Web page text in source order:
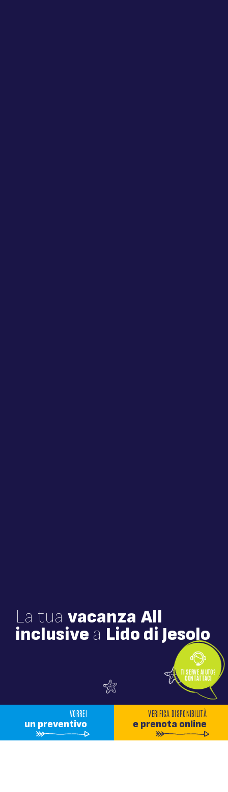
La tua vacanza All
inclusive a Lido di Jesolo
FAMILY HOTEL ALEXANDER
TI SERVE AIUTO?
CONTATTACI
VORREI
un preventivo
VERIFICA DISPONIBILITÀ
e prenota online